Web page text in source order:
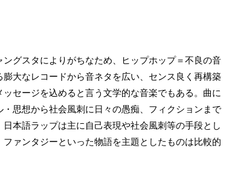
グスタによりがちなため、ヒップホップ＝不良の音
大なレコードから音ネタを広い、センス良く再構築
セージを込めると言う文学的な音楽でもある。曲に
思想から社会風刺に日々の愚痴、フィクションまで
本語ラップは主に自己表現や社会風刺等の手段とし
ァンタジーといった物語を主題としたものは比較的